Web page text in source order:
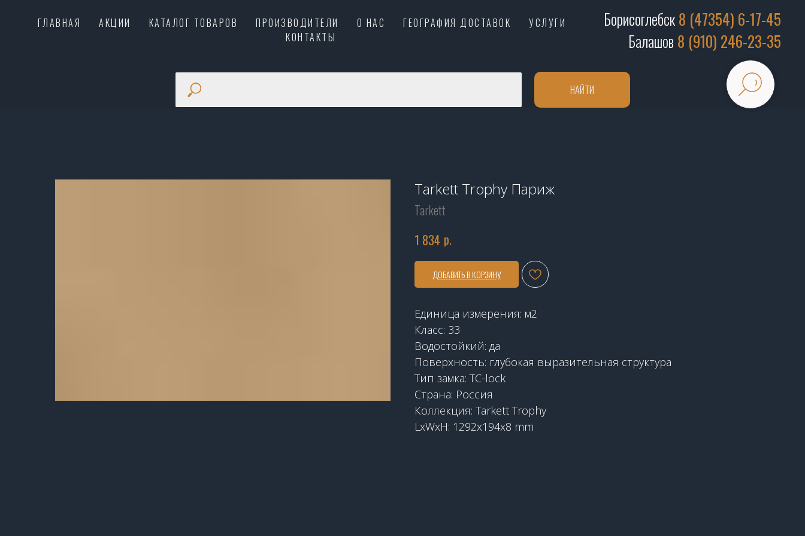
ГЛАВНАЯ АКЦИИ КАТАЛОГ ТОВАРОВ ПРОИЗВОДИТЕЛИ О НАС ГЕОГРАФИЯ ДОСТАВОК
УСЛУГИ
КОНТАКТЫ
Борисоглебск8 (47354) 6-17-45
Балашов 8 (910) 246-23-35
НАЙТИ
Tarkett Trophy Париж
Tarkett
1 834 р.
ДОБАВИТЬ В КОРЗИНУ
Единица измерения: м2
Класс: 33
Водостойкий: да
Поверхность: глубокая выразительная структура
Тип замка: TC-lock
Страна: Россия
Коллекция: Tarkett Trophy
LxWxH: 1292x194x8 mm